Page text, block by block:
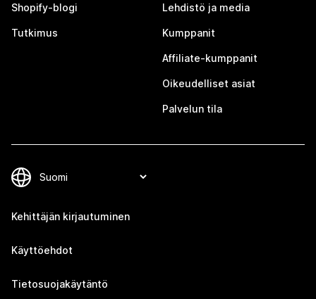
Shopify-blogi
Tutkimus
Lehdistö ja media
Kumppanit
Affiliate-kumppanit
Oikeudelliset asiat
Palvelun tila
Kehittäjän kirjautuminen
Käyttöehdot
Tietosuojakäytäntö